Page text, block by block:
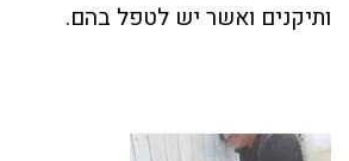
ותיקנים ואשר יש לטפל בהם.